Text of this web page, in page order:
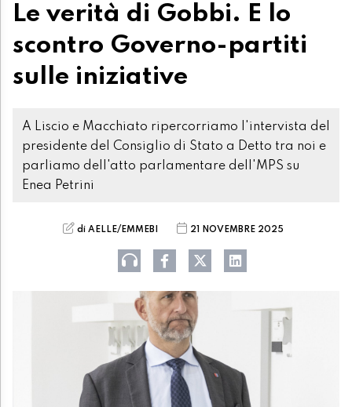
Le verità di Gobbi. E lo
scontro Governo-partiti
sulle iniziative
A Liscio e Macchiato ripercorriamo l'intervista del
presidente del Consiglio di Stato a Detto tra noi e
parliamo dell'atto parlamentare dell'MPS su
Enea Petrini
di AELLE/EMMEBI 21 NOVEMBRE 2025